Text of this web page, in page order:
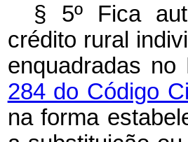
§ 5º Fica
crédito rural
enquadradas
284 do Código
na forma